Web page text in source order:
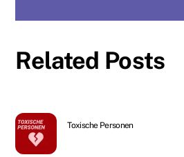
Related Posts
Toxische Personen